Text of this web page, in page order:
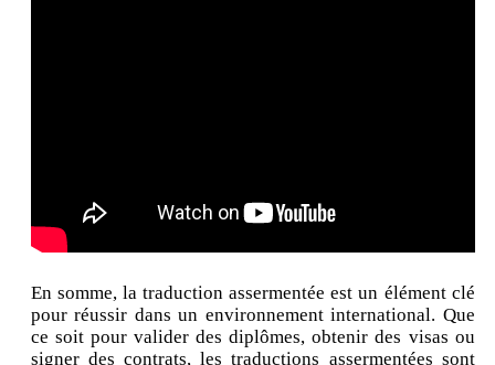
En somme, la traduction assermentée est un élément clé
pour réussir dans un environnement international. Que
ce soit pour valider des diplômes, obtenir des visas ou
signer des contrats, les traductions assermentées sont